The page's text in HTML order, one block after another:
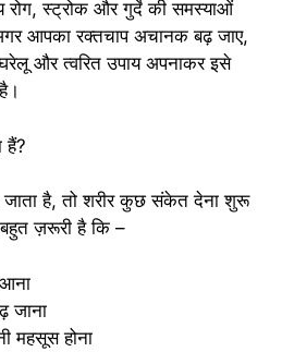
रोग, स्ट्रोक और गुर्दे की समस्याओं
आपका रक्तचाप अचानक बढ़ जाए,
और त्वरित उपाय अपनाकर इसे
हैं?
है, तो शरीर कुछ संकेत देना शुरू
ज़रूरी है कि –
जाना
महसूस होना